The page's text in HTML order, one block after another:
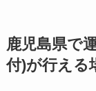
鹿児島県で
付)が行える